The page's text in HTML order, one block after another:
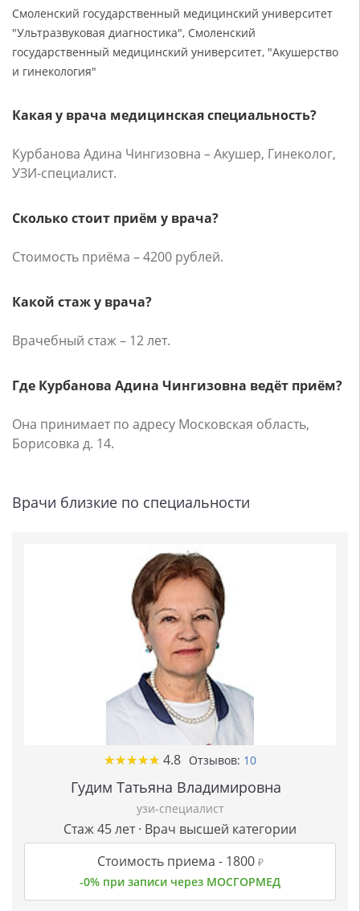
Смоленский государственный медицинский университет
"Ультразвуковая диагностика", Смоленский
государственный медицинский университет, "Акушерство
и гинекология"
Какая у врача медицинская специальность?
Курбанова Адина Чингизовна – Акушер, Гинеколог,
УЗИ-специалист.
Сколько стоит приём у врача?
Стоимость приёма – 4200 рублей.
Какой стаж у врача?
Врачебный стаж – 12 лет.
Где Курбанова Адина Чингизовна ведёт приём?
Она принимает по адресу Московская область,
Борисовка д. 14.
Врачи близкие по специальности
★★★★★
★★★★★ 4.8 Отзывов: 10
Гудим Татьяна Владимировна
узи-специалист
Стаж 45 лет · Врач высшей категории
Стоимость приема -1800 ₽
-0% при записи через МОСГОРМЕД